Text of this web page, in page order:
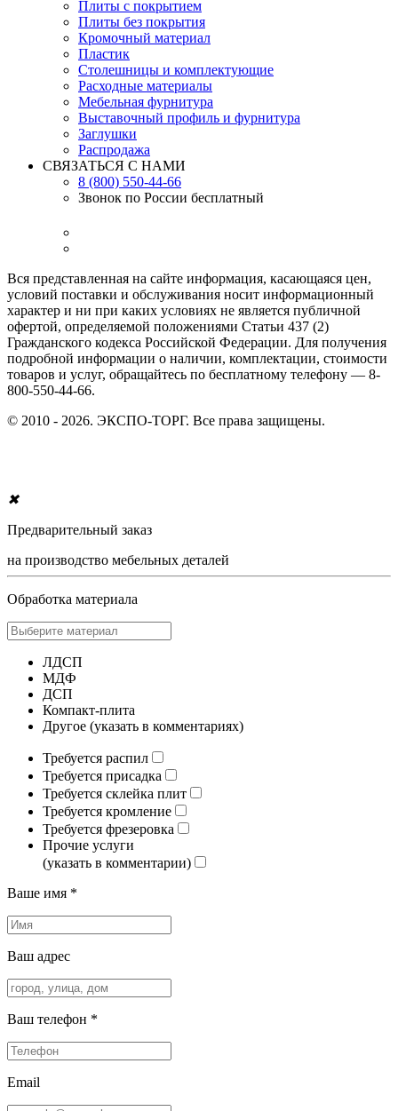
Плиты с покрытием
Плиты без покрытия
Кромочный материал
Пластик
Столешницы и комплектующие
Расходные материалы
Мебельная фурнитура
Выставочный профиль и фурнитура
Заглушки
Распродажа
СВЯЗАТЬСЯ С НАМИ
8 (800) 550-44-66
Звонок по России бесплатный
Вся представленная на сайте информация, касающаяся цен,
условий поставки и обслуживания носит информационный
характер и ни при каких условиях не является публичной
офертой, определяемой положениями Статьи 437 (2)
Гражданского кодекса Российской Федерации. Для получения
подробной информации о наличии, комплектации, стоимости
товаров и услуг, обращайтесь по бесплатному телефону — 8-
800-550-44-66.
© 2010 - 2026. ЭКСПО-ТОРГ. Все права защищены.
✖
Предварительный заказ
на производство мебельных деталей
Обработка материала
ЛДСП
МДФ
ДСП
Компакт-плита
Другое (указать в комментариях)
Требуется распил
Требуется присадка
Требуется склейка плит
Требуется кромление
Требуется фрезеровка
Прочие услуги
(указать в комментарии)
Ваше имя *
Ваш адрес
Ваш телефон *
Email